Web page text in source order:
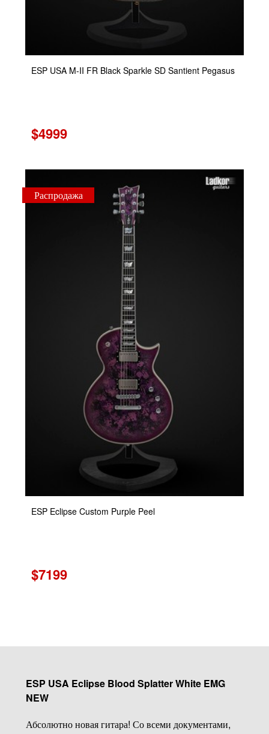
ESP USA M-II FR Black Sparkle SD Santient Pegasus
$4999
Распродажа
ESP Eclipse Custom Purple Peel
$7199
ESP USA Eclipse Blood Splatter White EMG
NEW
Абсолютно новая гитара! Со всеми документами,